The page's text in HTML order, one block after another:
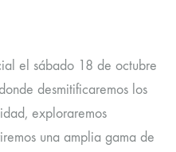
el sábado 18 de octubre
desmitificaremos los
exploraremos
una amplia gama de